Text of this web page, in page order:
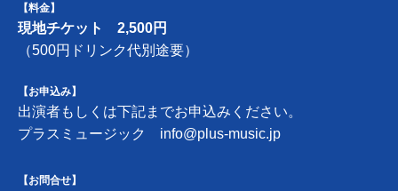
【料金】
現地チケット 2,500円
（500円ドリンク代別途要）
【お申込み】
出演者もしくは下記までお申込みください。
プラスミュージック info@plus-music.jp
【お問合せ】